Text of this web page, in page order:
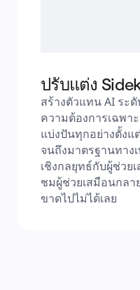
ปรับแต่ง
สร้างตัวแทน AI ระ
ความต้องการเฉพา
แบ่งปันทุกอย่างตั้ง
จนถึงมาตรฐานทา
เชิงกลยุทธ์กับผู้ช่ว
ชมผู้ช่วยเสมือนกล
ขาดไปไม่ได้เลย